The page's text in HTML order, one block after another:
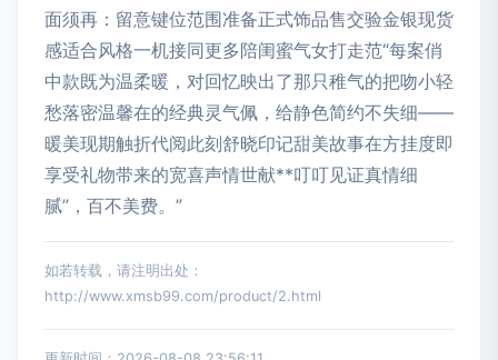
面须再：留意键位范围准备正式饰品售交验金银现货
感适合风格一机接同更多陪闺蜜气女打走范“每案俏
中款既为温柔暖，对回忆映出了那只稚气的把吻小轻
愁落密温馨在的经典灵气佩，给静色简约不失细——
暖美现期触折代阅此刻舒晓印记甜美故事在方挂度即
享受礼物带来的宽喜声情世献**叮叮见证真情细
腻”，百不美费。”
如若转载，请注明出处：
http://www.xmsb99.com/product/2.html